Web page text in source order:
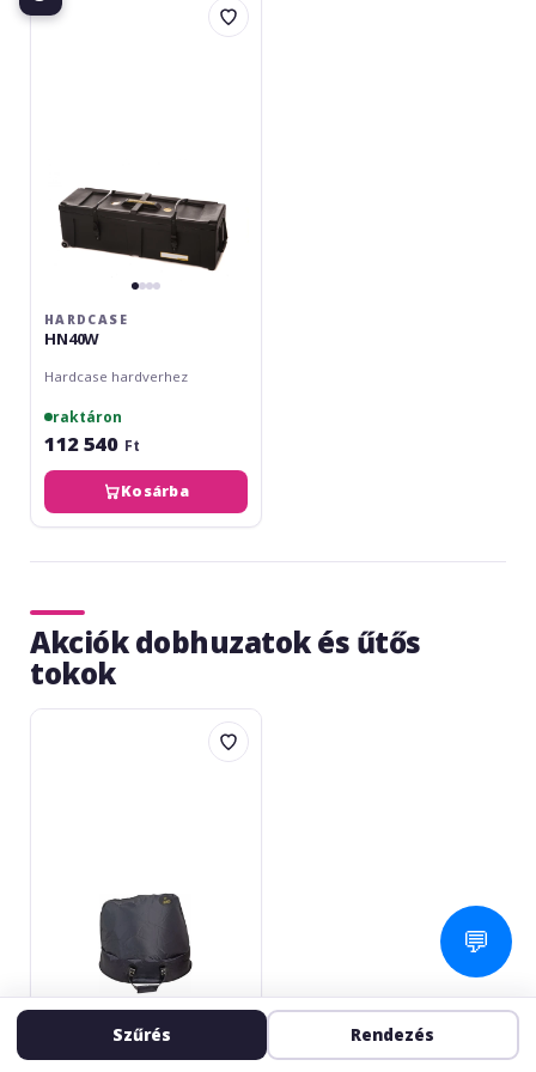
HN40W
HARDCASE
HN40W
Hardcase hardverhez
raktáron
112 540 Ft
Kosárba
Akciók dobhuzatok és űtős
tokok
Adams
Timpani bag 29
Szűrés Rendezés
💬